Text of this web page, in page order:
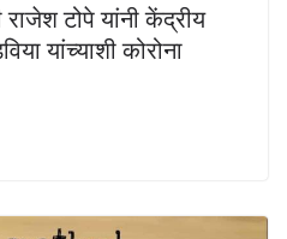
राजेश टोपे यांनी केंद्रीय
यांच्याशी कोरोना